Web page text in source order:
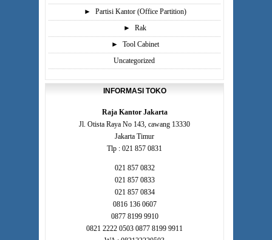
►
Partisi Kantor (Office Partition)
►
Rak
►
Tool Cabinet
Uncategorized
INFORMASI TOKO
Raja Kantor Jakarta
Jl. Otista Raya No 143, cawang 13330
Jakarta Timur
Tlp : 021 857 0831
021 857 0832
021 857 0833
021 857 0834
0816 136 0607
0877 8199 9910
0821 2222 0503 0877 8199 9911